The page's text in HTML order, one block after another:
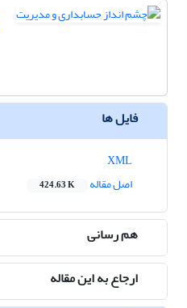
فایل ها
اصل مقاله
424.63 K
هم رسانی
ارجاع به این مقاله